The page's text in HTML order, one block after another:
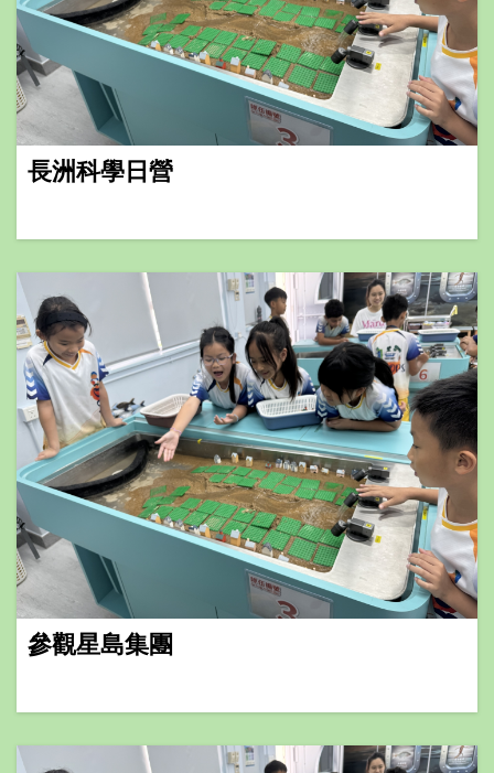
長洲科學日營
參觀星島集團